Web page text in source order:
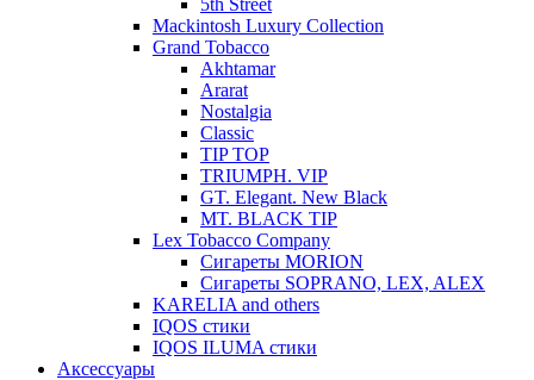
5th Street
Mackintosh Luxury Collection
Grand Tobacco
Akhtamar
Ararat
Nostalgia
Classic
TIP TOP
TRIUMPH. VIP
GT. Elegant. New Black
MT. BLACK TIP
Lex Tobacco Company
Сигареты MORION
Сигареты SOPRANO, LEX, ALEX
KARELIA and others
IQOS стики
IQOS ILUMA стики
Аксессуары